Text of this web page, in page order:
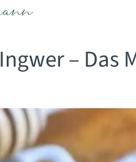
Ingwer – Das